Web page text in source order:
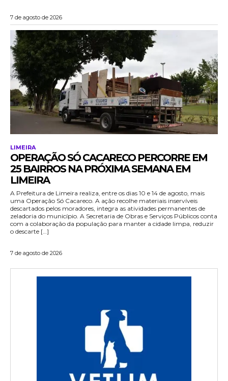
7 de agosto de 2026
LIMEIRA
OPERAÇÃO SÓ CACARECO PERCORRE EM
25 BAIRROS NA PRÓXIMA SEMANA EM
LIMEIRA
A Prefeitura de Limeira realiza, entre os dias 10 e 14 de agosto, mais
uma Operação Só Cacareco. A ação recolhe materiais inservíveis
descartados pelos moradores, integra as atividades permanentes de
zeladoria do município. A Secretaria de Obras e Serviços Públicos conta
com a colaboração da população para manter a cidade limpa, reduzir
o descarte […]
7 de agosto de 2026